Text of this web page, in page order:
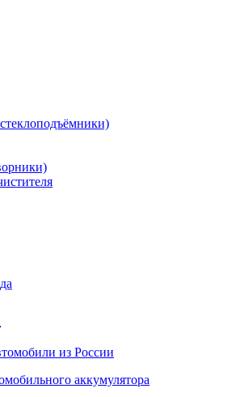
из России
аккумулятора